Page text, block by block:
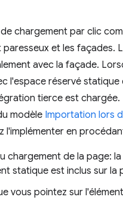
chargement par clic
et les façades.
avec la façade.
l'espace réservé statique
tierce est chargée.
modèle Importation lors
l'implémenter en
chargement de la page:
statique est inclus sur la
vous pointez sur